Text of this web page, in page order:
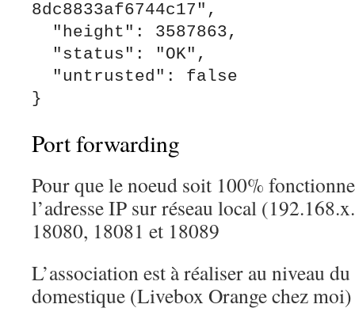
8dc8833af6744c17",
Port forwarding
Pour que le noeud soit 100%
l’adresse IP sur réseau local
18080, 18081 et 18089
L’association est à réaliser au niveau
domestique (Livebox Orange chez moi)